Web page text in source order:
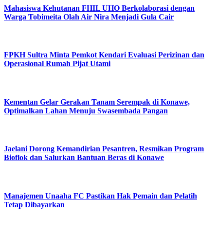
Mahasiswa Kehutanan FHIL UHO Berkolaborasi dengan
Warga Tobimeita Olah Air Nira Menjadi Gula Cair
FPKH Sultra Minta Pemkot Kendari Evaluasi Perizinan dan
Operasional Rumah Pijat Utami
Kementan Gelar Gerakan Tanam Serempak di Konawe,
Optimalkan Lahan Menuju Swasembada Pangan
Jaelani Dorong Kemandirian Pesantren, Resmikan Program
Bioflok dan Salurkan Bantuan Beras di Konawe
Manajemen Unaaha FC Pastikan Hak Pemain dan Pelatih
Tetap Dibayarkan